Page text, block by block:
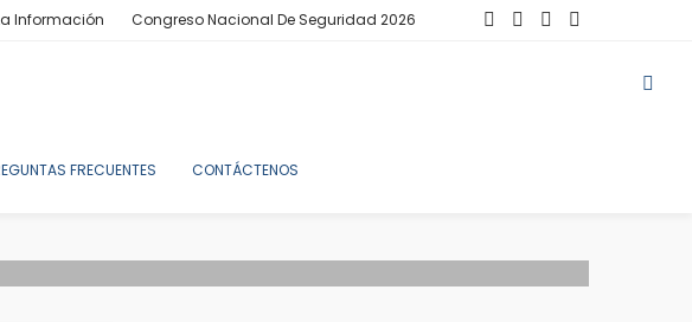
Información Congreso Nacional De Seguridad 2026
FRECUENTES CONTÁCTENOS